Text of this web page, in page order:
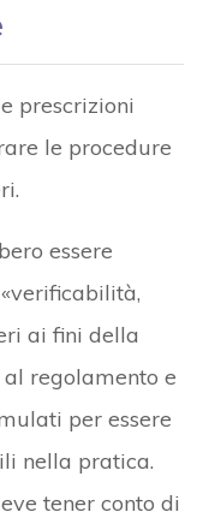
prescrizioni
le procedure
essere
ai fini della
regolamento e
per essere
nella pratica.
tener conto di